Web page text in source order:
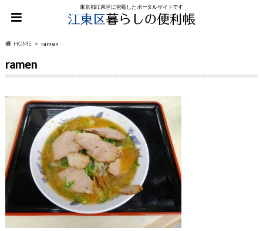
東京都江東区に密着したポータルサイトです
HOME ramen
ramen